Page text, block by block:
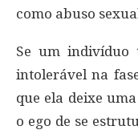
como abuso
Se um indivíduo
intolerável na
que ela deixe
o ego de se